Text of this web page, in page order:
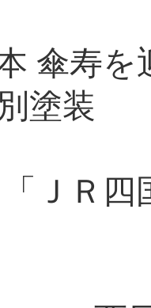
傘寿
塗装
ＪＲ